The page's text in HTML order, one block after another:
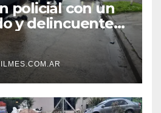
policial con un
y delincuentes
San Francisco